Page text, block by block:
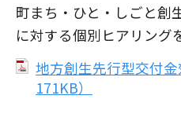
町まち・ひと・しごと創
に対する個別ヒアリング
地方創生先行型交付金
171KB）